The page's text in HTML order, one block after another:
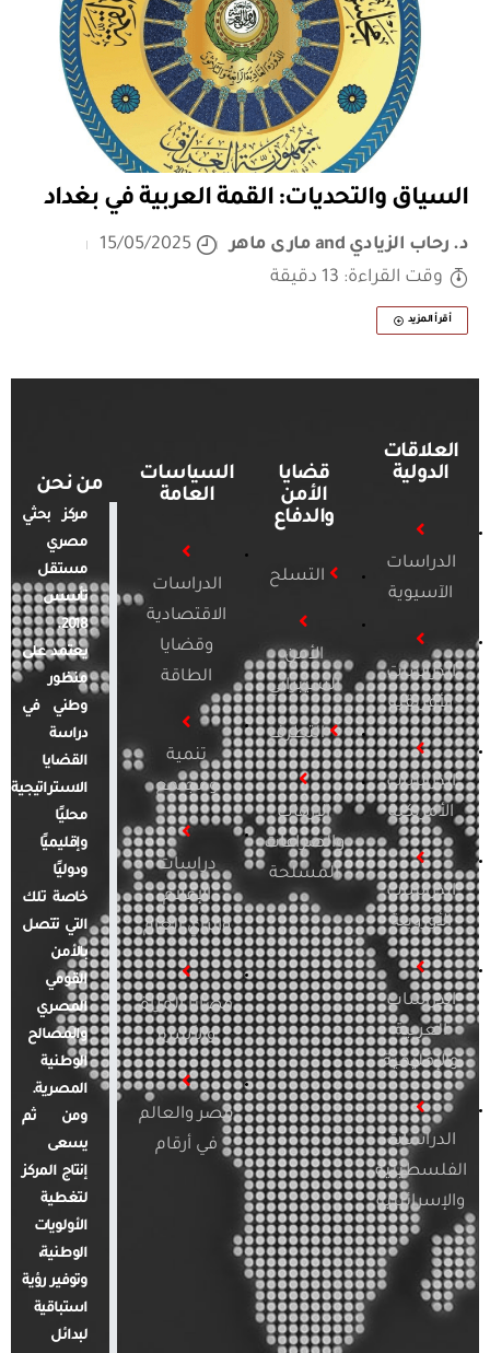
السياق والتحديات: القمة العربية في بغداد
د. رحاب الزياديand مارى ماهر
15/05/2025
وقت القراءة: 13 دقيقة
أقرأ المزيد
العلاقات
الدولية
الدراسات
الآسيوية
الدراسات
الأفريقية
الدراسات
الأمريكية
الدراسات
الأوروبية
الدراسات
العربية
والإقليمية
الدراسات
الفلسطينية
والإسرائيلية
قضايا
الأمن
والدفاع
التسلح
الأمن
السيبراني
التطرف
الإرهاب
والصراعات
المسلحة
السياسات
العامة
الدراسات
الاقتصادية
وقضايا
الطاقة
تنمية
ومجتمع
دراسات
الإعلام
والرأي العام
قضايا المرأة
والأسرة
مصر والعالم
في أرقام
من نحن
مركز بحثي
مصري
مستقل
تأسس
2018.
يعتمد على
منظور
وطني في
دراسة
القضايا
الاستراتيجية
محليًا
وإقليميًا
ودوليًا
خاصة تلك
التي تتصل
بالأمن
القومي
المصري
والمصالح
الوطنية
المصرية.
ومن ثم
يسعى
إنتاج المركز
لتغطية
الأولويات
الوطنية،
وتوفير رؤية
استباقية
لبدائل